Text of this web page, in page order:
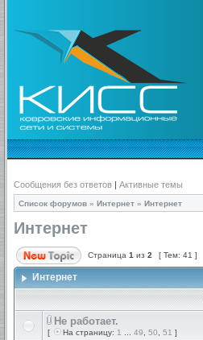
Сообщения без ответов | Активные темы
Список форумов » Интернет » Интернет
Интернет
Страница 1 из 2 [ Тем: 41 ]
Интернет
Не работает.
[ На страницу: 1 49 50 51 ]